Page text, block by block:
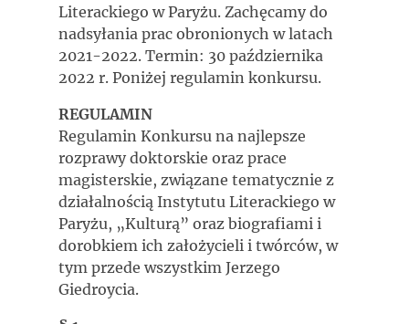
Literackiego w Paryżu. Zachęcamy do
nadsyłania prac obronionych w latach
2021-2022. Termin: 30 października
2022 r. Poniżej regulamin konkursu.
REGULAMIN
Regulamin Konkursu na najlepsze
rozprawy doktorskie oraz prace
magisterskie, związane tematycznie z
działalnością Instytutu Literackiego w
Paryżu, „Kulturą” oraz biografiami i
dorobkiem ich założycieli i twórców, w
tym przede wszystkim Jerzego
Giedroycia.